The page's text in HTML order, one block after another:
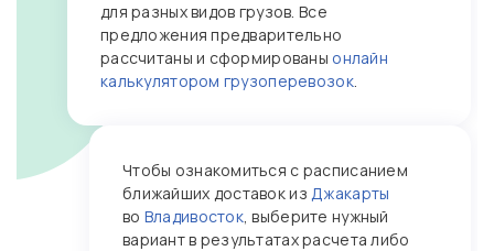
для разных видов грузов. Все
предложения предварительно
рассчитаны и сформированы онлайн
калькулятором грузоперевозок.
Чтобы ознакомиться с расписанием
ближайших доставок изДжакарты
во Владивосток, выберите нужный
вариант в результатах расчета либо